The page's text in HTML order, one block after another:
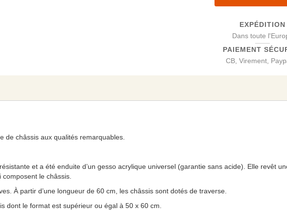
EXPÉDITION
Dans toute
PAIEMENT
CB, Virement,
de châssis aux qualités remarquables.
et a été enduite d’un gesso acrylique universel (garantie sans acide). Elle revêt
le châssis.
À partir d’une longueur de 60 cm, les châssis sont dotés de traverse.
dont le format est supérieur ou égal à 50 x 60 cm.